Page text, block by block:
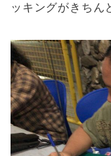
ッキングがきちん